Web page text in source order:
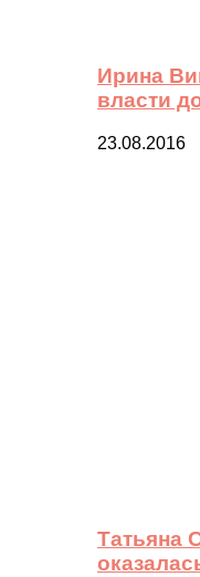
Ирина
власти
23.08.2016
Татьяна